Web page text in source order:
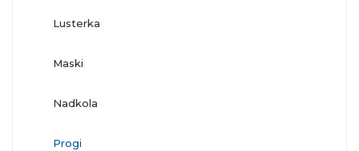
lusterka
maski
nadkola
progi